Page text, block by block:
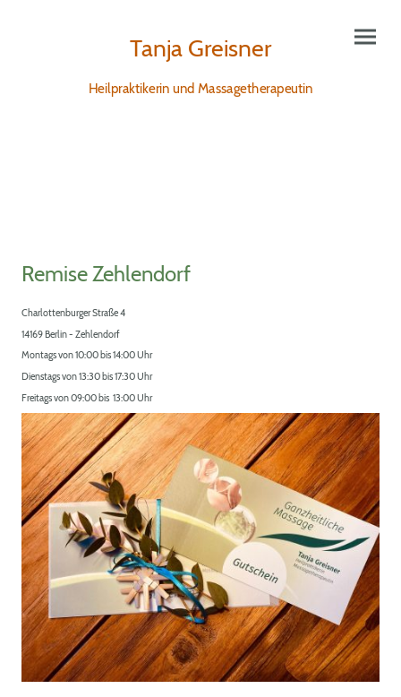
Tanja Greisner
Heilpraktikerin und Massagetherapeutin
Remise Zehlendorf
Charlottenburger Straße 4
14169 Berlin - Zehlendorf
Montags von 10:00 bis 14:00 Uhr
Dienstags von 13:30 bis 17:30 Uhr
Freitags von 09:00 bis 13:00 Uhr